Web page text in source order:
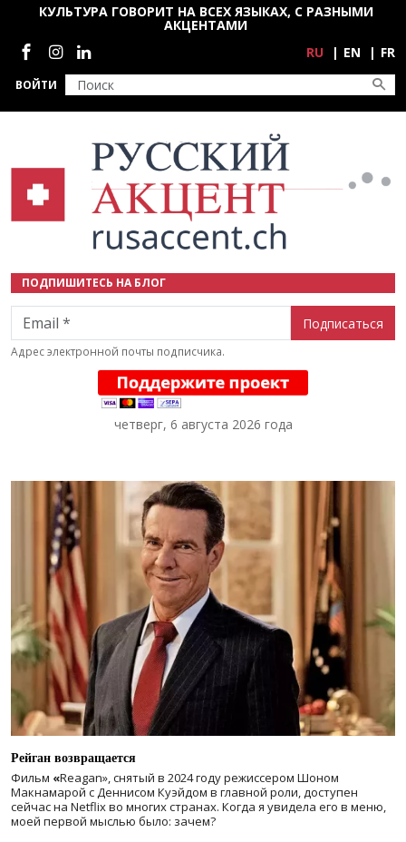
Перейти к основному содержанию
ВОЙТИ
КУЛЬТУРА ГОВОРИТ НА ВСЕХ ЯЗЫКАХ, С РАЗНЫМИ
АКЦЕНТАМИ
Социальные сети
RU EN FR
ПОДПИШИТЕСЬ НА БЛОГ
Email
Адрес электронной почты подписчика.
четверг, 6 августа 2026 года
Рейган возвращается
Фильм «Reagan», снятый в 2024 годурежиссером Шоном
Макнамарой с Деннисом Куэйдом в главной роли, доступен
сейчас на Netflix во многих странах. Когда я увидела его в меню,
моей первой мыслью было: зачем?